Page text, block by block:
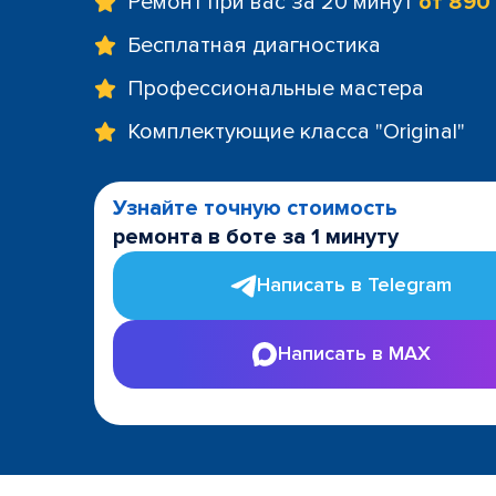
Бесплатная диагностика
Профессиональные мастера
Комплектующие класса "Original"
Узнайте точную стоимость
ремонта в боте за 1 минуту
Написать в Telegram
Написать в MAX